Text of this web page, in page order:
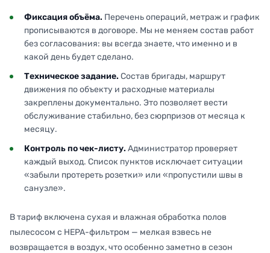
Фиксация объёма. Перечень операций, метраж и график
прописываются в договоре. Мы не меняем состав работ
без согласования: вы всегда знаете, что именно и в
какой день будет сделано.
Техническое задание. Состав бригады, маршрут
движения по объекту и расходные материалы
закреплены документально. Это позволяет вести
обслуживание стабильно, без сюрпризов от месяца к
месяцу.
Контроль по чек-листу. Администратор проверяет
каждый выход. Список пунктов исключает ситуации
«забыли протереть розетки» или «пропустили швы в
санузле».
В тариф включена сухая и влажная обработка полов
пылесосом с HEPA-фильтром — мелкая взвесь не
возвращается в воздух, что особенно заметно в сезон